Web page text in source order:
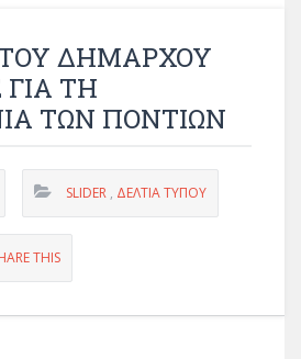
ΔΗΜΑΡΧΟΥ
ΤΗ
ΤΩΝ ΠΟΝΤΙΩΝ
SLIDER , ΔΕΛΤΊΑ ΤΎΠΟΥ
THIS